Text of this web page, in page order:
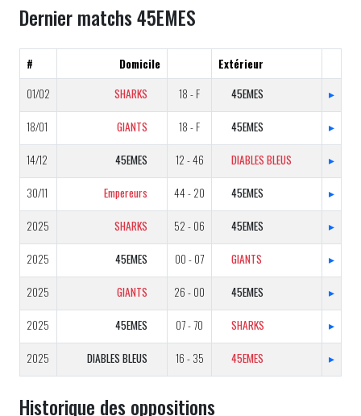
Dernier matchs 45EMES
# Domicile
Extérieur
01/02
SHARKS 18 - F 45EMES ▸
18/01 GIANTS 18 - F 45EMES ▸
14/12 45EMES 12 - 46 DIABLES BLEUS ▸
30/11 Empereurs 44 - 20 45EMES ▸
2025 SHARKS 52 - 06 45EMES ▸
2025 45EMES 00 - 07 GIANTS ▸
2025 GIANTS 26 - 00 45EMES ▸
2025 45EMES 07 - 70 SHARKS ▸
2025 DIABLES BLEUS 16 - 35 45EMES ▸
Historique des oppositions